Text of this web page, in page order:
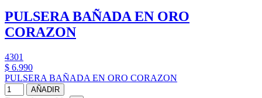
PULSERA BAÑADA EN ORO
CORAZON
4301
$ 6.990
PULSERA BAÑADA EN ORO CORAZON
AÑADIR